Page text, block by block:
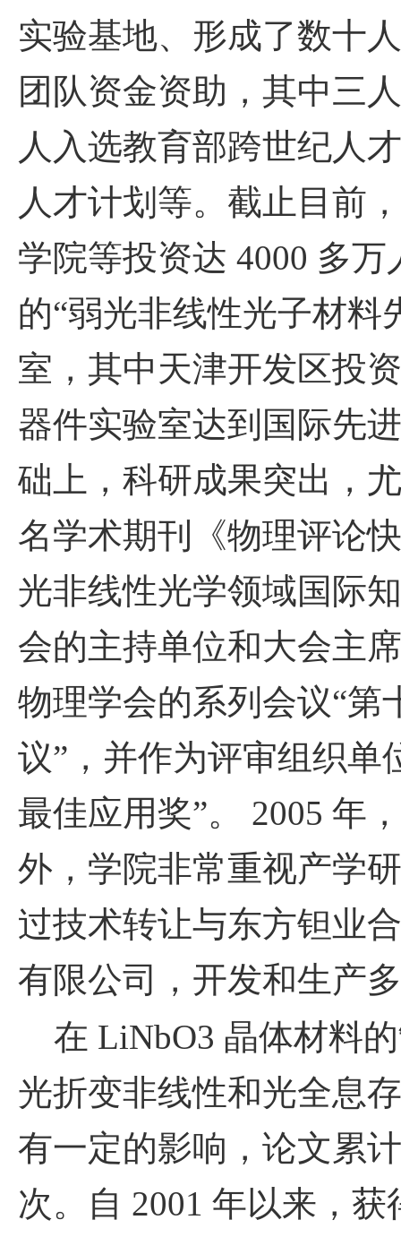
实验基地、形成了数十
团队资金资助，其中三
人入选教育部跨世纪人
人才计划等。截止目前
学院等投资达 4000 多万
的“弱光非线性光子材料
室，其中天津开发区投
器件实验室达到国际先
础上，科研成果突出，
名学术期刊《物理评论
光非线性光学领域国际
会的主持单位和大会主
物理学会的系列会议“第
议”，并作为评审组织单
最佳应用奖”。 2005 年
外，学院非常重视产学
过技术转让与东方钽业
有限公司，开发和生产
在 LiNbO3 晶体材料
光折变非线性和光全息
有一定的影响，论文累
次。自 2001 年以来，